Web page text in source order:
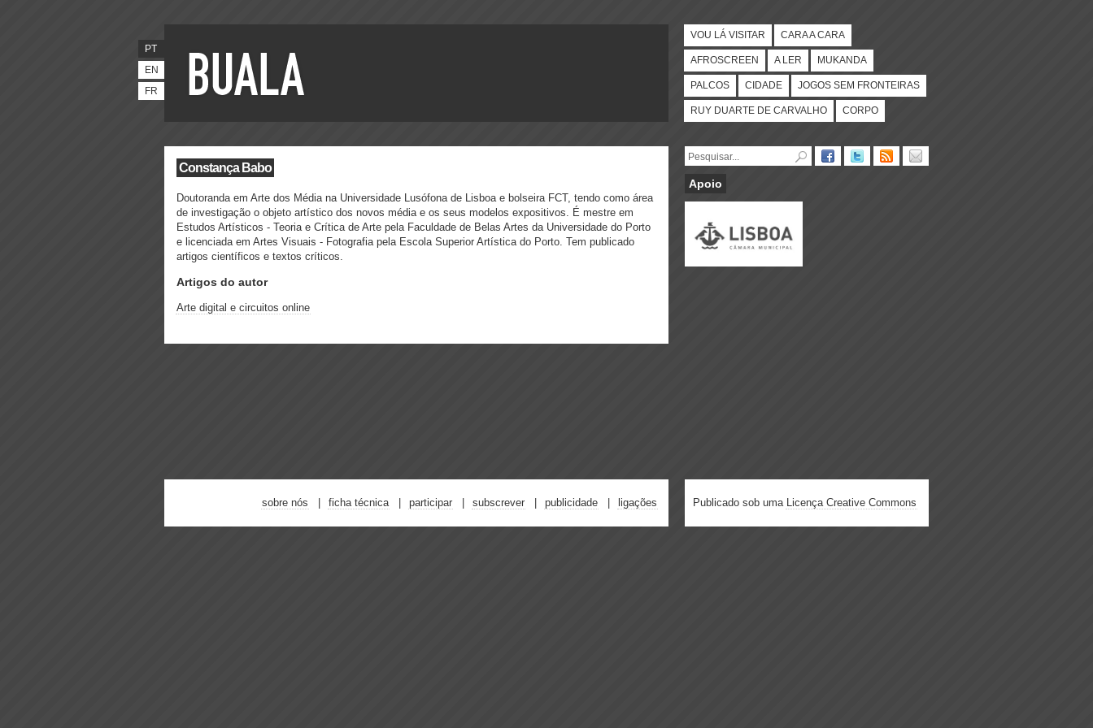
PT
EN
FR
VOU LÁ VISITAR CARA A CARA
AFROSCREEN A LER MUKANDA
PALCOS CIDADE JOGOS SEM FRONTEIRAS
RUY DUARTE DE CARVALHO CORPO
Constança Babo
Doutoranda em Arte dos Média na Universidade Lusófona de Lisboa e bolseira FCT, tendo como área
de investigação o objeto artístico dos novos média e os seus modelos expositivos. É mestre em
Estudos Artísticos - Teoria e Crítica de Arte pela Faculdade de Belas Artes da Universidade do Porto
e licenciada em Artes Visuais - Fotografia pela Escola Superior Artística do Porto. Tem publicado
artigos científicos e textos críticos.
Artigos do autor
Arte digital e circuitos online
Apoio
sobre nós ficha técnica participar subscrever publicidade ligações Publicado sob uma Licença Creative Commons